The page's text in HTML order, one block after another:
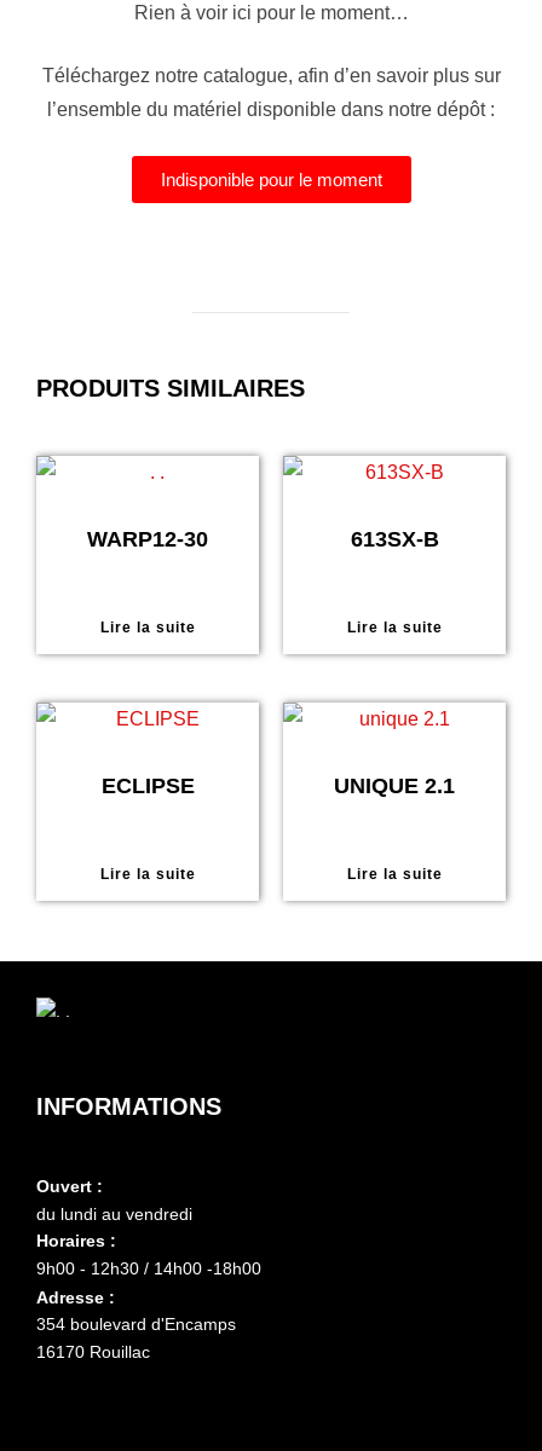
Rien à voir ici pour le moment…
Téléchargez notre catalogue, afin d’en savoir plus sur
l’ensemble du matériel disponible dans notre dépôt :
Indisponible pour le moment
PRODUITS SIMILAIRES
WARP12-30
Lire la suite
613SX-B
Lire la suite
ECLIPSE
Lire la suite
UNIQUE 2.1
Lire la suite
INFORMATIONS
Ouvert :
du lundi au vendredi
Horaires :
9h00 - 12h30 / 14h00 -18h00
Adresse :
354 boulevard d'Encamps
16170 Rouillac